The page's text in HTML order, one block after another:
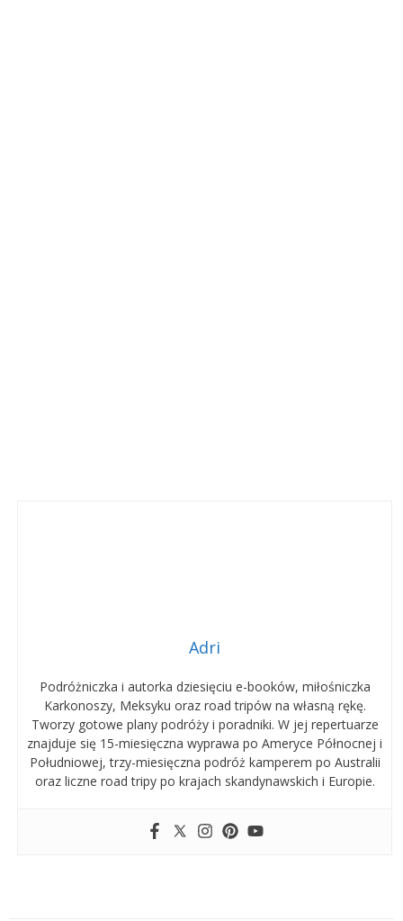
Adri
Podróżniczka i autorka dziesięciu e-booków, miłośniczka
Karkonoszy, Meksyku oraz road tripów na własną rękę.
Tworzy gotowe plany podróży i poradniki. W jej repertuarze
znajduje się 15-miesięczna wyprawa po Ameryce Północnej i
Południowej, trzy-miesięczna podróż kamperem po Australii
oraz liczne road tripy po krajach skandynawskich i Europie.